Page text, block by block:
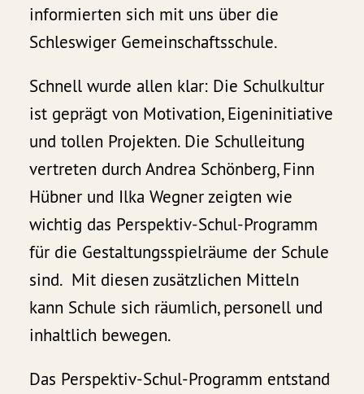
informierten sich mit uns über die
Schleswiger Gemeinschaftsschule.
Schnell wurde allen klar: Die Schulkultur
ist geprägt von Motivation, Eigeninitiative
und tollen Projekten. Die Schulleitung
vertreten durch Andrea Schönberg, Finn
Hübner und Ilka Wegner zeigten wie
wichtig das Perspektiv-Schul-Programm
für die Gestaltungsspielräume der Schule
sind. Mit diesen zusätzlichen Mitteln
kann Schule sich räumlich, personell und
inhaltlich bewegen.
Das Perspektiv-Schul-Programm entstand